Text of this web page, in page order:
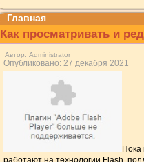
Главная
Как просматривать и
Автор: Administrator
Опубликовано: 27 декабря 2021
работают на технологии Flash,